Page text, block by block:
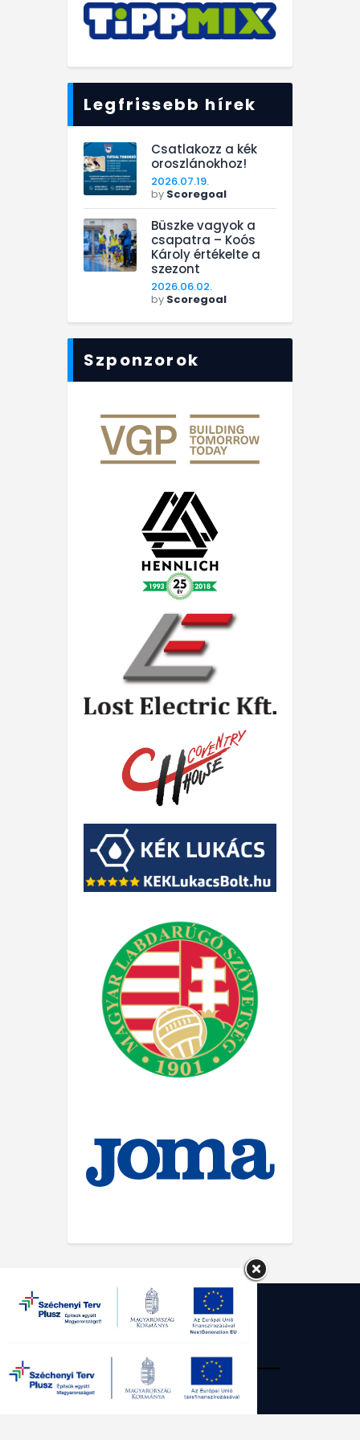
Legfrissebb hírek
Csatlakozz a kék
oroszlánokhoz!
2026.07.19.
by Scoregoal
Büszke vagyok a
csapatra – Koós
Károly értékelte a
szezont
2026.06.02.
by Scoregoal
Szponzorok